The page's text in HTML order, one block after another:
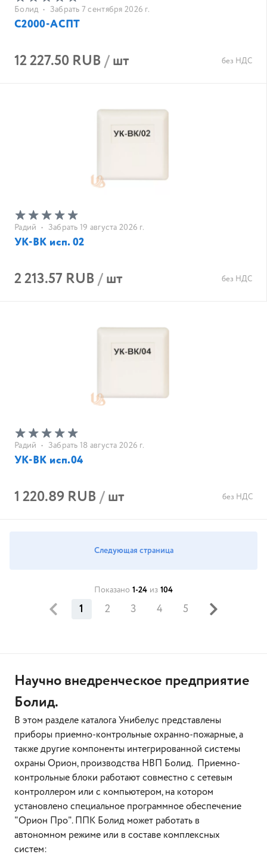
Болид • Забрать 7 сентября 2026 г.
С2000-АСПТ
12 227.50 RUB/шт без НДС
Радий • Забрать 19 августа 2026 г.
УК-ВК исп. 02
2 213.57 RUB/шт без НДС
Радий • Забрать 18 августа 2026 г.
УК-ВК исп.04
1 220.89 RUB/шт без НДС
Следующая страница
Показано 1-24 из 104
1 2 3 4 5
Научно внедренческое предприятие
Болид.
В этом разделе каталога Унибелус представлены
приборы приемно-контрольные охранно-пожарные, а
также другие компоненты интегрированной системы
охраны Орион, производства НВП Болид. Приемно-
контрольные блоки работают совместно с сетевым
контроллером или с компьютером, на котором
установлено специальное программное обеспечение
"Орион Про". ППК Болид может работать в
автономном режиме или в составе комплексных
систем: